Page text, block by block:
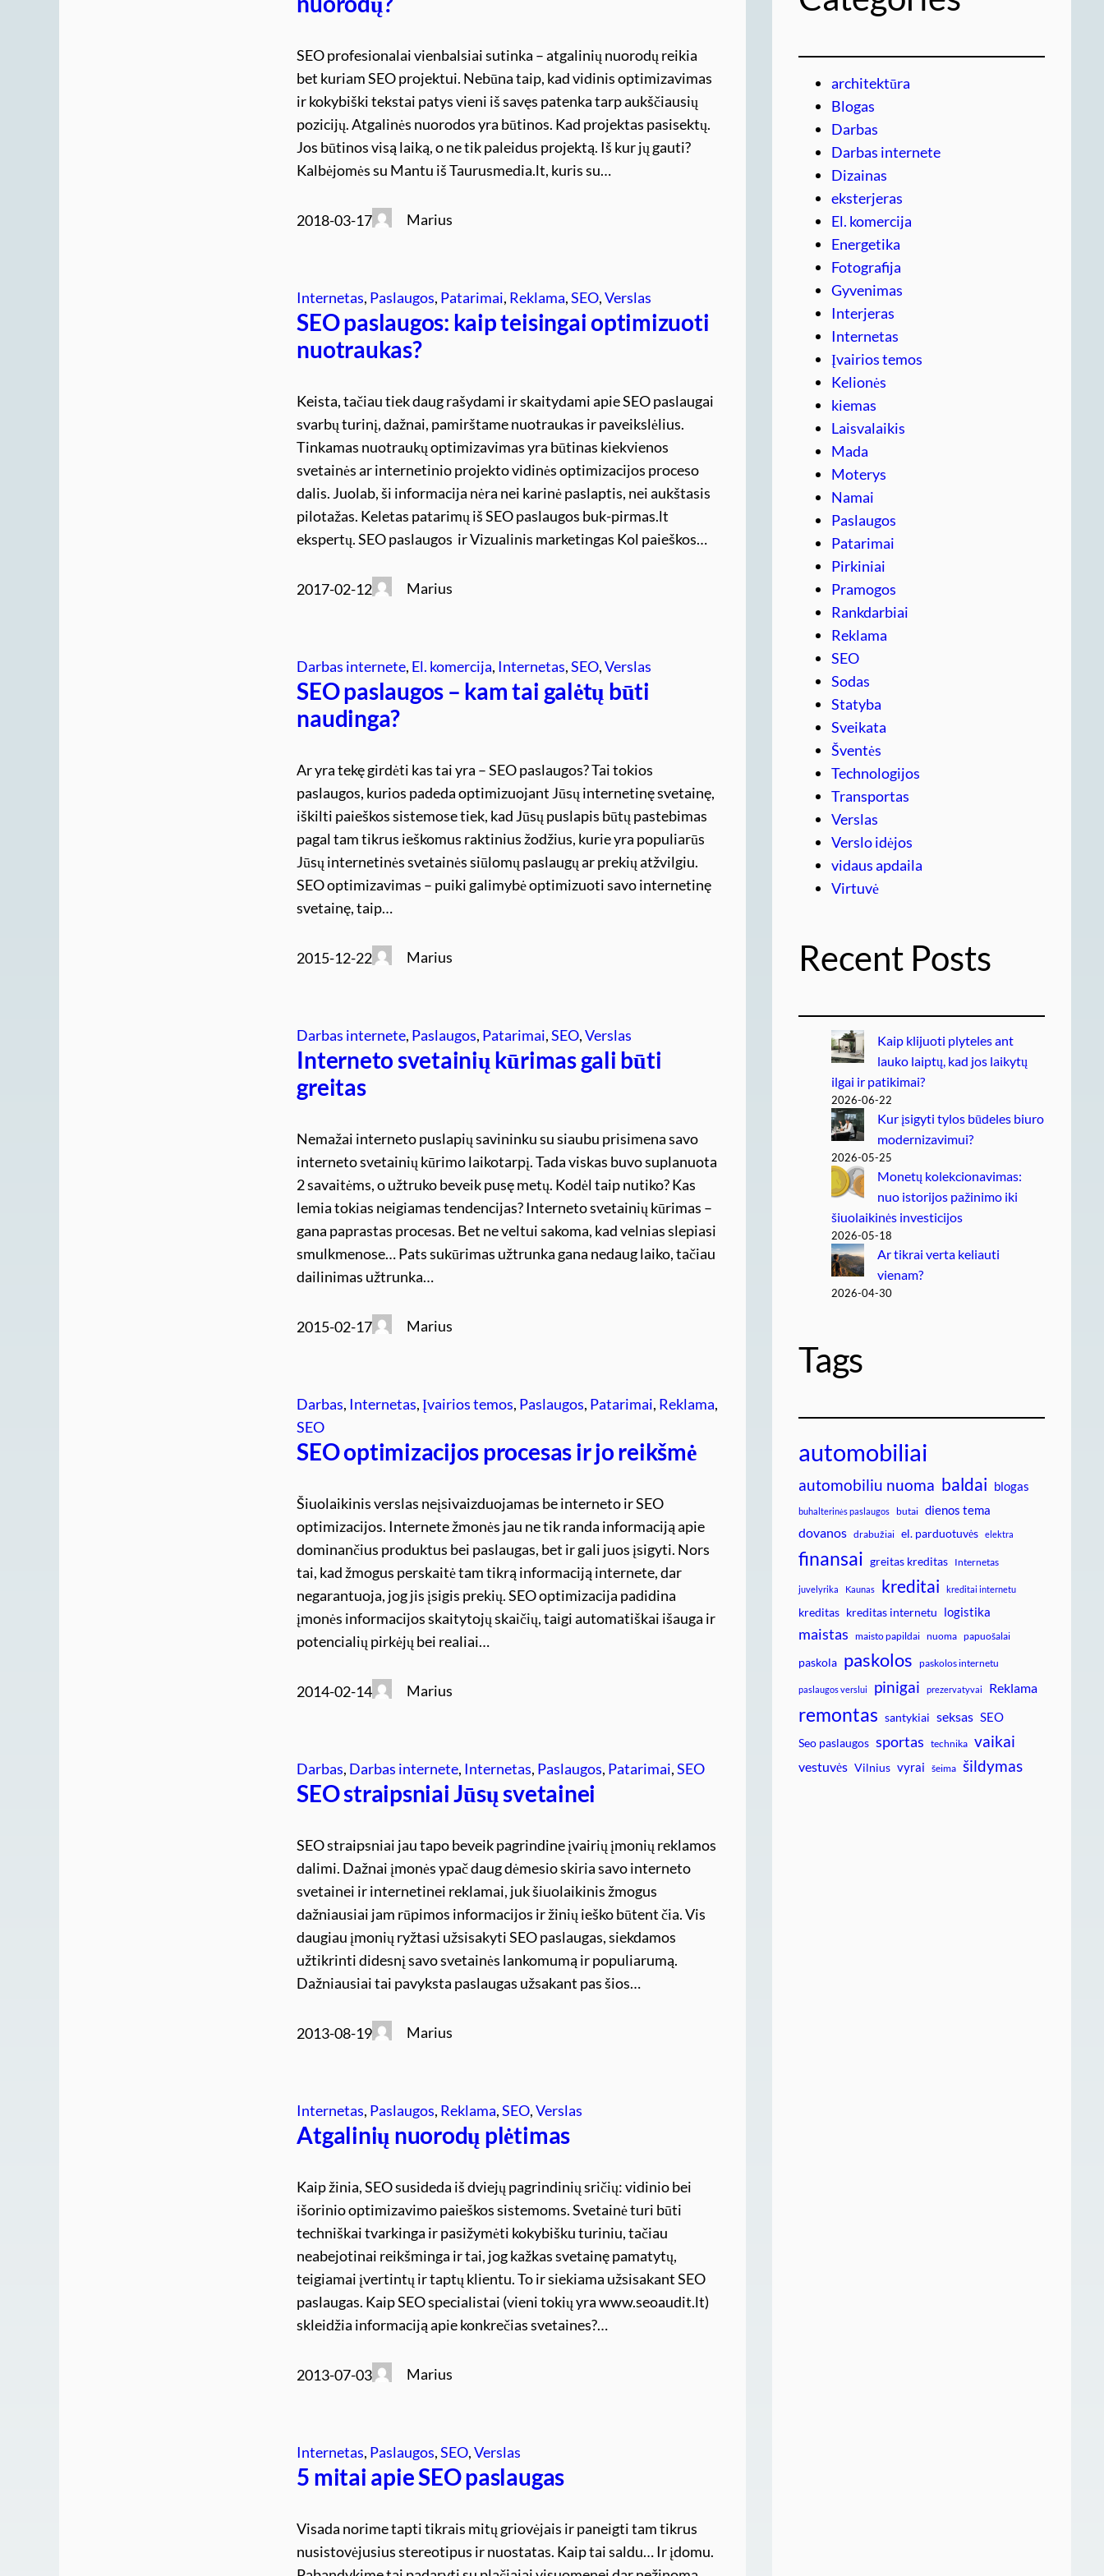
SEO profesionalai vienbalsiai sutinka – atgalinių nuorodų reikia
bet kuriam SEO projektui. Nebūna taip, kad vidinis optimizavimas
ir kokybiški tekstai patys vieni iš savęs patenka tarp aukščiausių
pozicijų. Atgalinės nuorodos yra būtinos. Kad projektas pasisektų.
Jos būtinos visą laiką, o ne tik paleidus projektą. Iš kur jų gauti?
Kalbėjomės su Mantu iš Taurusmedia.lt, kuris su…
2018-03-17 Marius
Internetas, Paslaugos, Patarimai, Reklama, SEO, Verslas
SEO paslaugos: kaip teisingai optimizuoti
nuotraukas?
Keista, tačiau tiek daug rašydami ir skaitydami apie SEO paslaugai
svarbų turinį, dažnai, pamirštame nuotraukas ir paveikslėlius.
Tinkamas nuotraukų optimizavimas yra būtinas kiekvienos
svetainės ar internetinio projekto vidinės optimizacijos proceso
dalis. Juolab, ši informacija nėra nei karinė paslaptis, nei aukštasis
pilotažas. Keletas patarimų iš SEO paslaugos buk-pirmas.lt
ekspertų. SEO paslaugos ir Vizualinis marketingas Kol paieškos…
2017-02-12 Marius
Darbas internete, El. komercija, Internetas, SEO, Verslas
SEO paslaugos – kam tai galėtų būti
naudinga?
Ar yra tekę girdėti kas tai yra – SEO paslaugos? Tai tokios
paslaugos, kurios padeda optimizuojant Jūsų internetinę svetainę,
iškilti paieškos sistemose tiek, kad Jūsų puslapis būtų pastebimas
pagal tam tikrus ieškomus raktinius žodžius, kurie yra populiarūs
Jūsų internetinės svetainės siūlomų paslaugų ar prekių atžvilgiu.
SEO optimizavimas – puiki galimybė optimizuoti savo internetinę
svetainę, taip…
2015-12-22 Marius
Darbas internete, Paslaugos, Patarimai, SEO, Verslas
Interneto svetainių kūrimas gali būti
greitas
Nemažai interneto puslapių savininku su siaubu prisimena savo
interneto svetainių kūrimo laikotarpį. Tada viskas buvo suplanuota
2 savaitėms, o užtruko beveik pusę metų. Kodėl taip nutiko? Kas
lemia tokias neigiamas tendencijas? Interneto svetainių kūrimas –
gana paprastas procesas. Bet ne veltui sakoma, kad velnias slepiasi
smulkmenose… Pats sukūrimas užtrunka gana nedaug laiko, tačiau
dailinimas užtrunka…
2015-02-17 Marius
Darbas, Internetas, Įvairios temos, Paslaugos, Patarimai, Reklama
SEO
SEO optimizacijos procesas ir jo reikšmė
Šiuolaikinis verslas neįsivaizduojamas be interneto ir SEO
optimizacijos. Internete žmonės jau ne tik randa informaciją apie
dominančius produktus bei paslaugas, bet ir gali juos įsigyti. Nors
tai, kad žmogus perskaitė tam tikrą informaciją internete, dar
negarantuoja, jog jis įsigis prekių. SEO optimizacija padidina
įmonės informacijos skaitytojų skaičių, taigi automatiškai išauga ir
potencialių pirkėjų bei realiai…
2014-02-14 Marius
Darbas, Darbas internete, Internetas, Paslaugos, Patarimai, SEO
SEO straipsniai Jūsų svetainei
SEO straipsniai jau tapo beveik pagrindine įvairių įmonių reklamos
dalimi. Dažnai įmonės ypač daug dėmesio skiria savo interneto
svetainei ir internetinei reklamai, juk šiuolaikinis žmogus
dažniausiai jam rūpimos informacijos ir žinių ieško būtent čia. Vis
daugiau įmonių ryžtasi užsisakyti SEO paslaugas, siekdamos
užtikrinti didesnį savo svetainės lankomumą ir populiarumą.
Dažniausiai tai pavyksta paslaugas užsakant pas šios…
2013-08-19 Marius
Internetas, Paslaugos, Reklama, SEO, Verslas
Atgalinių nuorodų plėtimas
Kaip žinia, SEO susideda iš dviejų pagrindinių sričių: vidinio bei
išorinio optimizavimo paieškos sistemoms. Svetainė turi būti
techniškai tvarkinga ir pasižymėti kokybišku turiniu, tačiau
neabejotinai reikšminga ir tai, jog kažkas svetainę pamatytų,
teigiamai įvertintų ir taptų klientu. To ir siekiama užsisakant SEO
paslaugas. Kaip SEO specialistai (vieni tokių yra www.seoaudit.lt)
skleidžia informaciją apie konkrečias svetaines?…
2013-07-03 Marius
Internetas, Paslaugos, SEO, Verslas
5 mitai apie SEO paslaugas
Visada norime tapti tikrais mitų griovėjais ir paneigti tam tikrus
nusistovėjusius stereotipus ir nuostatas. Kaip tai saldu… Ir įdomu.
architektūra
Blogas
Darbas
Darbas internete
Dizainas
eksterjeras
El. komercija
Energetika
Fotografija
Gyvenimas
Interjeras
Internetas
Įvairios temos
Kelionės
kiemas
Laisvalaikis
Mada
Moterys
Namai
Paslaugos
Patarimai
Pirkiniai
Pramogos
Rankdarbiai
Reklama
SEO
Sodas
Statyba
Sveikata
Šventės
Technologijos
Transportas
Verslas
Verslo idėjos
vidaus apdaila
Virtuvė
Recent Posts
Kaip klijuoti plyteles ant
lauko laiptų, kad jos laikytų
ilgai ir patikimai?
2026-06-22
Kur įsigyti tylos būdeles biuro
modernizavimui?
2026-05-25
Monetų kolekcionavimas:
nuo istorijos pažinimo iki
šiuolaikinės investicijos
2026-05-18
Ar tikrai verta keliauti
vienam?
2026-04-30
Tags
automobiliai
automobiliu nuoma baldai blogas
buhalterinės paslaugos butai dienos tema
dovanos drabužiai el. parduotuvės elektra
finansai greitas kreditas Internetas
juvelyrika Kaunas kreditai kreditai internetu
kreditas kreditas internetu logistika
maistas maisto papildai nuoma papuošalai
paskola paskolos paskolos internetu
paslaugos verslui pinigai prezervatyvai Reklama
remontas santykiai seksas SEO
Seo paslaugos sportas technika vaikai
vestuvės Vilnius vyrai šeima šildymas